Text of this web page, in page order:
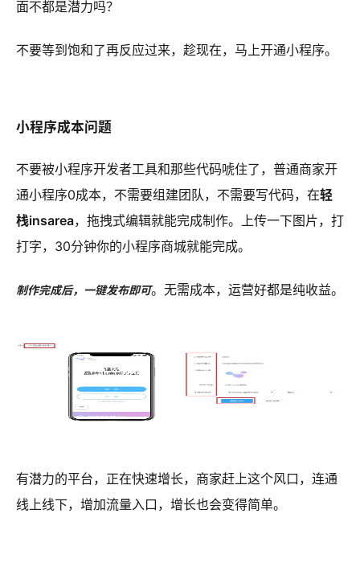
面不都是潜力吗？
不要等到饱和了再反应过来，趁现在，马上开通小程序。
小程序成本问题
不要被小程序开发者工具和那些代码唬住了，普通商家开
通小程序0成本，不需要组建团队，不需要写代码，在轻
栈insarea，拖拽式编辑就能完成制作。上传一下图片，打
打字，30分钟你的小程序商城就能完成。
制作完成后，一键发布即可。无需成本，运营好都是纯收益。
有潜力的平台，正在快速增长，商家赶上这个风口，连通
线上线下，增加流量入口，增长也会变得简单。